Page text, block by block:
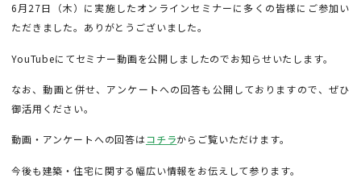
6月27日（木）に実施したオンラインセミナーに多くの皆様にご参加い
ただきました。ありがとうございました。
YouTubeにてセミナー動画を公開しましたのでお知らせいたします。
なお、動画と併せ、アンケートへの回答も公開しておりますので、ぜひ
御活用ください。
動画・アンケートへの回答はコチラからご覧いただけます。
今後も建築・住宅に関する幅広い情報をお伝えして参ります。